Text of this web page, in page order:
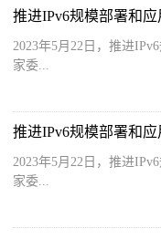
2023年5月22日，推进
家委...
2023年5月22日，推进
家委...